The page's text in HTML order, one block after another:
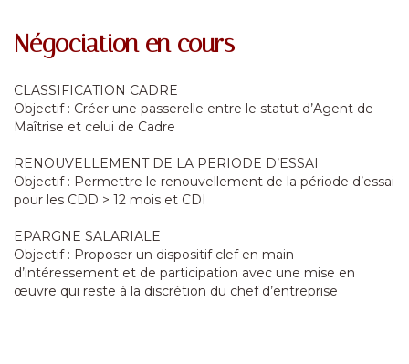
Négociation en cours
CLASSIFICATION CADRE
Objectif : Créer une passerelle entre le statut d’Agent de
Maîtrise et celui de Cadre
RENOUVELLEMENT DE LA PERIODE D’ESSAI
Objectif : Permettre le renouvellement de la période d’essai
pour les CDD > 12 mois et CDI
EPARGNE SALARIALE
Objectif : Proposer un dispositif clef en main
d’intéressement et de participation avec une mise en
œuvre qui reste à la discrétion du chef d’entreprise